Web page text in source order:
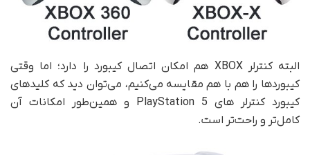
البته کنترلر XBOX هم امکان اتصال کیبورد را دارد؛ اما وقتی
کیبوردها را هم با هم مقایسه می‌کنیم، می‌توان دید که کلیدهای
کیبورد کنترلر های PlayStation 5 و همین‌طور امکانات آن
کامل‌تر و راحت‌تر است.